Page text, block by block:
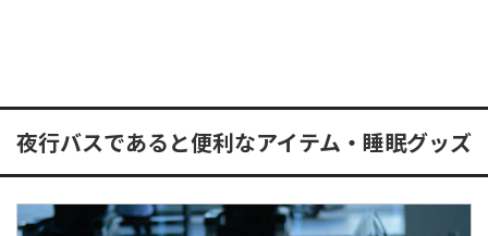
夜行バスであると便利なアイテム・睡眠グッズ